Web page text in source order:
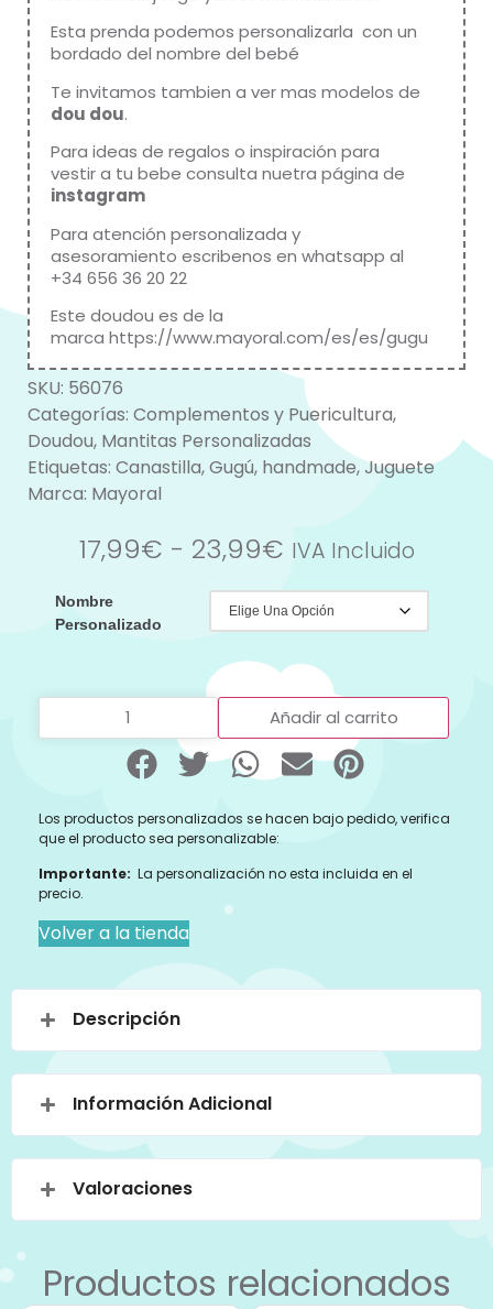
Esta prenda podemos personalizarla con un
bordado del nombre del bebé
Te invitamos tambien a ver mas modelos de
dou dou.
Para ideas de regalos o inspiración para
vestir a tu bebe consulta nuetra página de
instagram
Para atención personalizada y
asesoramiento escribenos en whatsapp al
+34 656 36 20 22
Este doudou es de la
marca https://www.mayoral.com/es/es/gugu
SKU: 56076
Categorías: Complementos y Puericultura,
Doudou, Mantitas Personalizadas
Etiquetas: Canastilla,Gugú, handmade,Juguete
Marca: Mayoral
17,99€ - 23,99€ IVA Incluido
Nombre
Personalizado
Añadir al carrito
Los productos personalizados se hacen bajo pedido, verifica
que el producto sea personalizable:
Importante: La personalización no esta incluida en el
precio.
Volver a la tienda
Descripción
Información Adicional
Valoraciones
Productos relacionados